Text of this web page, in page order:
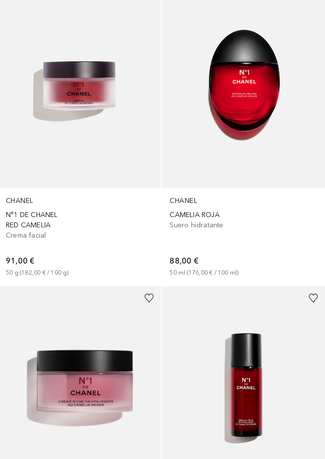
CHANEL
N°1 DE CHANEL
RED CAMELIA
Crema facial
91,00 €
50 g (182,00 € / 100 g)
CHANEL
CAMELIA ROJA
Suero hidratante
88,00 €
50 ml (176,00 € / 100 ml)